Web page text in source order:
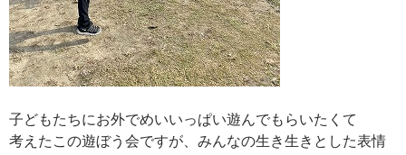
子どもたちにお外でめいいっぱい遊んでもらいたくて
考えたこの遊ぼう会ですが、みんなの生き生きとした表情